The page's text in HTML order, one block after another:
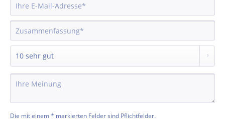
Die mit einem * markierten Felder sind Pflichtfelder.